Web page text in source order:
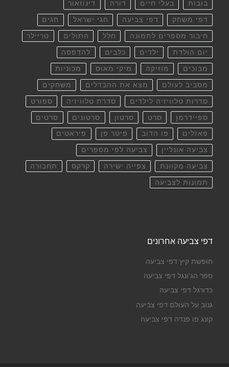
בובות בעלי חיים דורה דינוזאור
דפי משחק דפי צביעה חגי ישראל חגים
חיבור מספרים לתמונה חלל חתולים טריילר
יום הולדת ילדים כלבים להדפסה
מבוכים מוזיקה מיקי מאוס מכוניות
מסביב לעולם מצא את ההבדלים משחקים
סדרות טלוויזיה לילדים סדרת טלוויזיה ספורט
ספיידרמן סרט סרטון סרטונים סרטים
פאזלים פו הדוב פיטר פן פיראטים
צביעה אונליין צביעה לפי מספרים
צביעה מקוונת צפייה ישירה קרקס תחבורה
תמונות לצביעה
דפי צביעה אחרונים
חופשת קיץ דפי צביעה
ספר הג'ונגל דפי צביעה
כדורגל דפי צביעה
גנוב על העולם דפי צביעה
קונג פו פנדה דפי צביעה